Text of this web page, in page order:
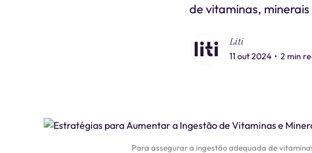
de vitaminas,
Liti
11 out 2024 • 2 min
Para assegurar a ingestão adequada de